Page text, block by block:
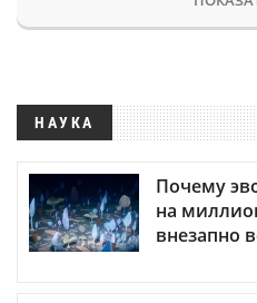
НАУКА
Почему
на
внезапно